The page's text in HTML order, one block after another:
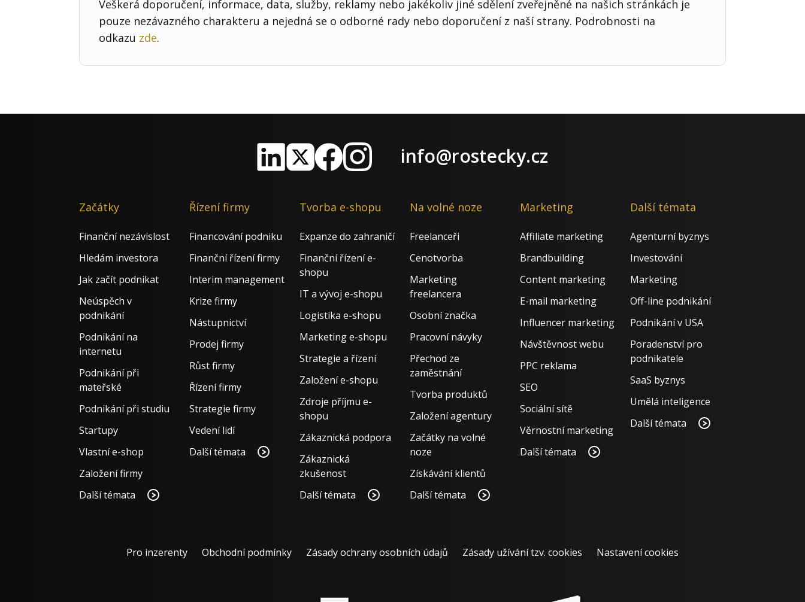
Veškerá doporučení, informace, data, služby, reklamy nebo jakékoliv jiné sdělení zveřejněné na našich stránkách je
pouze nezávazného charakteru a nejedná se o odborné rady nebo doporučení z naší strany. Podrobnosti na
odkazu zde.
info@rostecky.cz
Začátky
Finanční nezávislost
Hledám investora
Jak začít podnikat
Neúspěch v
podnikání
Podnikání na
internetu
Podnikání při
mateřské
Podnikání při studiu
Startupy
Vlastní e-shop
Založení firmy
Další témata
Řízení firmy
Financování podniku
Finanční řízení firmy
Interim management
Krize firmy
Nástupnictví
Prodej firmy
Růst firmy
Řízení firmy
Strategie firmy
Vedení lidí
Další témata
Tvorba e-shopu
Expanze do zahraničí
Finanční řízení e-
shopu
IT a vývoj e-shopu
Logistika e-shopu
Marketing e-shopu
Strategie a řízení
Založení e-shopu
Zdroje příjmu e-
shopu
Zákaznická podpora
Zákaznická
zkušenost
Další témata
Na volné noze
Freelanceři
Cenotvorba
Marketing
freelancera
Osobní značka
Pracovní návyky
Přechod ze
zaměstnání
Tvorba produktů
Založení agentury
Začátky na volné
noze
Získávání klientů
Další témata
Marketing
Affiliate marketing
Brandbuilding
Content marketing
E-mail marketing
Influencer marketing
Návštěvnost webu
PPC reklama
SEO
Sociální sítě
Věrnostní marketing
Další témata
Další témata
Agenturní byznys
Investování
Marketing
Off-line podnikání
Podnikání v USA
Poradenství pro
podnikatele
SaaS byznys
Umělá inteligence
Další témata
Pro inzerenty Obchodní podmínky Zásady ochrany osobních údajů Zásady užívání tzv. cookies Nastavení cookies